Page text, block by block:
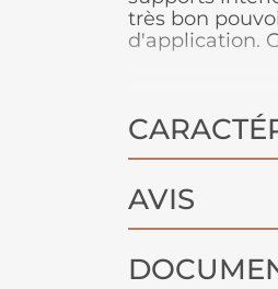
très bon
d'application.
Disponible en
AVIS